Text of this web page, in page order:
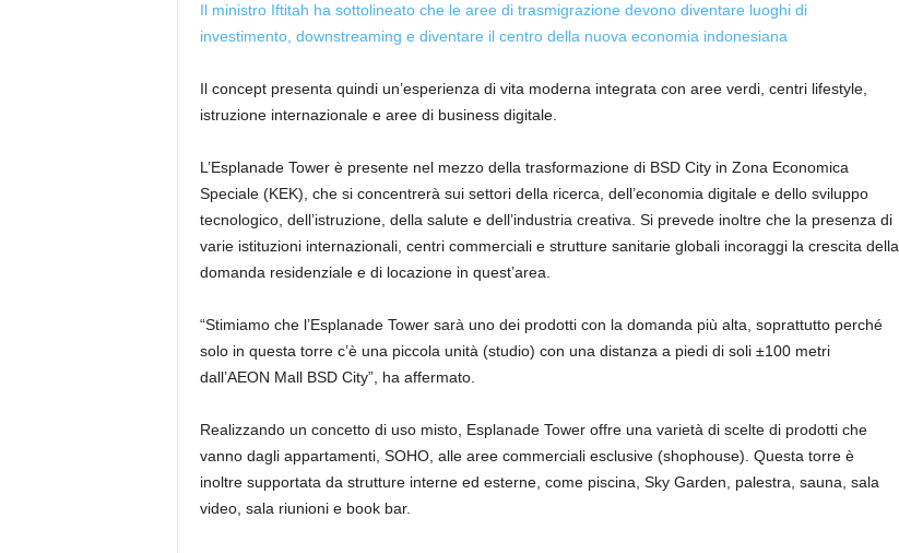
Il ministro Iftitah ha sottolineato che le aree di trasmigrazione devono diventare luoghi di
investimento, downstreaming e diventare il centro della nuova economia indonesiana
Il concept presenta quindi un’esperienza di vita moderna integrata con aree verdi, centri lifestyle,
istruzione internazionale e aree di business digitale.
L’Esplanade Tower è presente nel mezzo della trasformazione di BSD City in Zona Economica
Speciale (KEK), che si concentrerà sui settori della ricerca, dell’economia digitale e dello sviluppo
tecnologico, dell’istruzione, della salute e dell’industria creativa. Si prevede inoltre che la presenza di
varie istituzioni internazionali, centri commerciali e strutture sanitarie globali incoraggi la crescita della
domanda residenziale e di locazione in quest’area.
“Stimiamo che l’Esplanade Tower sarà uno dei prodotti con la domanda più alta, soprattutto perché
solo in questa torre c’è una piccola unità (studio) con una distanza a piedi di soli ±100 metri
dall’AEON Mall BSD City”, ha affermato.
Realizzando un concetto di uso misto, Esplanade Tower offre una varietà di scelte di prodotti che
vanno dagli appartamenti, SOHO, alle aree commerciali esclusive (shophouse). Questa torre è
inoltre supportata da strutture interne ed esterne, come piscina, Sky Garden, palestra, sauna, sala
video, sala riunioni e book bar.